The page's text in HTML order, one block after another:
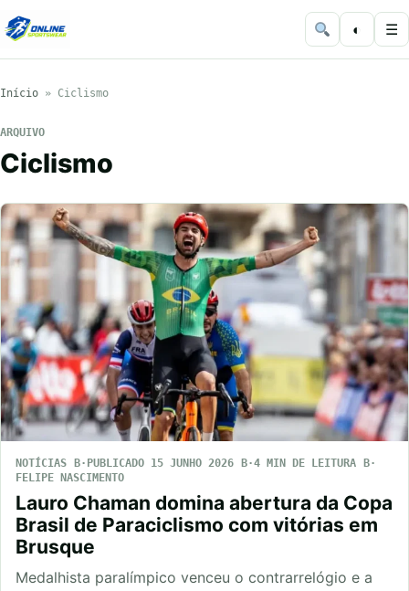
◐ ☰
Início » Ciclismo
ARQUIVO
Ciclismo
NOTÍCIAS PUBLICADO 15 JUNHO 2026
4 MIN DE LEITURA
FELIPE NASCIMENTO
Lauro Chaman domina abertura da Copa
Brasil de Paraciclismo com vitórias em
Brusque
Medalhista paralímpico venceu o contrarrelógio e a